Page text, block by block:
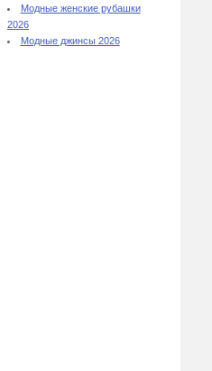
Модные женские рубашки
2026
Модные джинсы 2026